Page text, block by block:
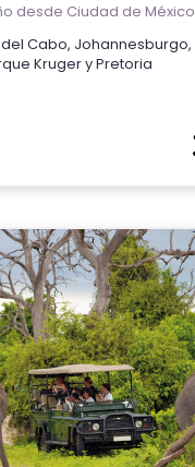
desde Ciudad de México
Cabo, Johannesburgo,
KrugeryPretoria